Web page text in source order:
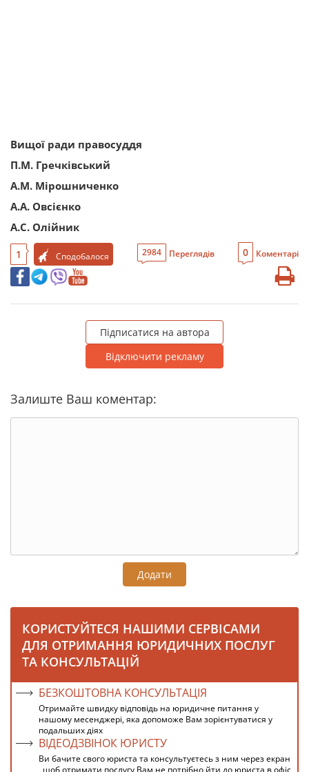
Вищої ради правосуддя
П.М. Гречківський
А.М. Мірошниченко
А.А. Овсієнко
А.С. Олійник
1 Сподобалося 2984 Переглядів 0 Коментарі
Підписатися на автора
Відключити рекламу
Залиште Ваш коментар:
Додати
КОРИСТУЙТЕСЯ НАШИМИ СЕРВІСАМИ
ДЛЯ ОТРИМАННЯ ЮРИДИЧНИХ ПОСЛУГ
ТА КОНСУЛЬТАЦІЙ
БЕЗКОШТОВНА КОНСУЛЬТАЦІЯ
Отримайте швидку відповідь на юридичне питання у
нашому месенджері, яка допоможе Вам зорієнтуватися у
подальших діях
ВІДЕОДЗВІНОК ЮРИСТУ
Ви бачите свого юриста та консультуєтесь з ним через екран
, щоб отримати послугу Вам не потрібно йти до юриста в офіс